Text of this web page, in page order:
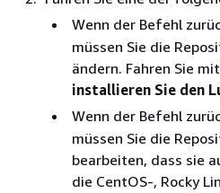
Wenn der Befehl
müssen Sie die
ändern. Fahren Sie
installieren Sie den
Wenn der Befehl
müssen Sie die
bearbeiten, dass sie
die CentOS-, Rocky